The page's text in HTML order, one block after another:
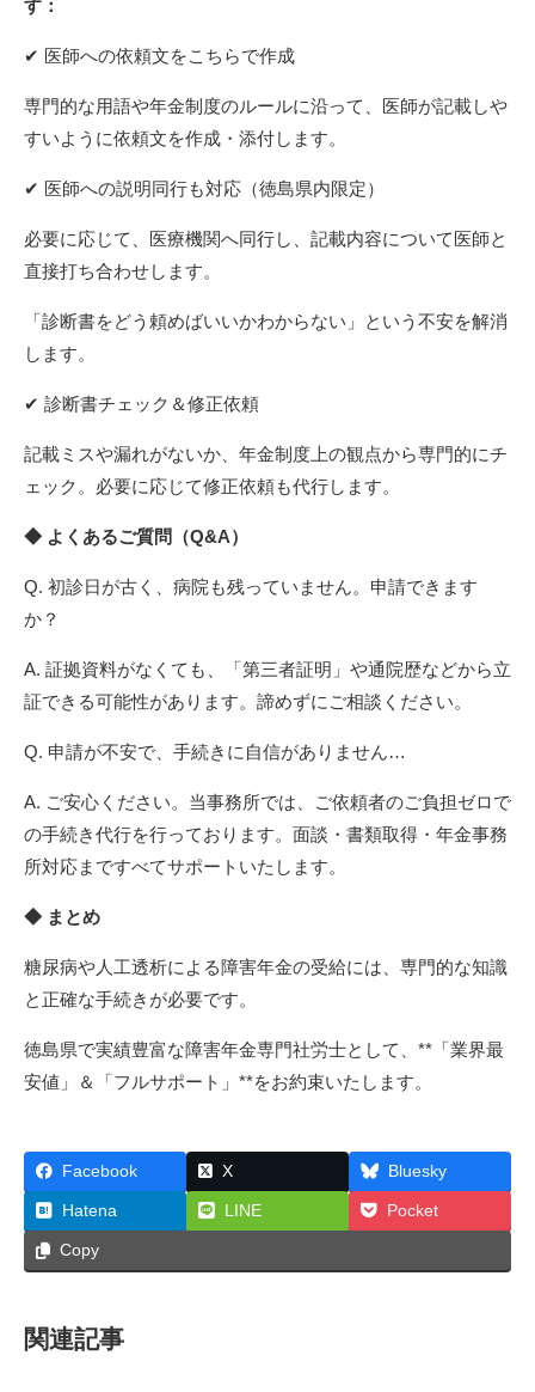
す：
✔ 医師への依頼文をこちらで作成
専門的な用語や年金制度のルールに沿って、医師が記載しや
すいように依頼文を作成・添付します。
✔ 医師への説明同行も対応（徳島県内限定）
必要に応じて、医療機関へ同行し、記載内容について医師と
直接打ち合わせします。
「診断書をどう頼めばいいかわからない」という不安を解消
します。
✔ 診断書チェック＆修正依頼
記載ミスや漏れがないか、年金制度上の観点から専門的にチ
ェック。必要に応じて修正依頼も代行します。
◆ よくあるご質問（Q&A）
Q. 初診日が古く、病院も残っていません。申請できます
か？
A. 証拠資料がなくても、「第三者証明」や通院歴などから立
証できる可能性があります。諦めずにご相談ください。
Q. 申請が不安で、手続きに自信がありません…
A. ご安心ください。当事務所では、ご依頼者のご負担ゼロで
の手続き代行を行っております。面談・書類取得・年金事務
所対応まですべてサポートいたします。
◆ まとめ
糖尿病や人工透析による障害年金の受給には、専門的な知識
と正確な手続きが必要です。
徳島県で実績豊富な障害年金専門社労士として、**「業界最
安値」＆「フルサポート」**をお約束いたします。
Facebook X Bluesky
Hatena LINE Pocket
Copy
関連記事